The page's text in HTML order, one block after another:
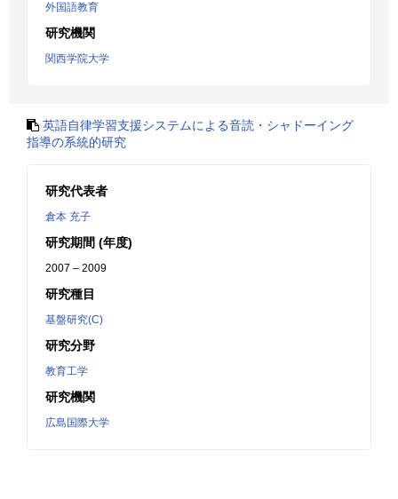
外国語教育
研究機関
関西学院大学
英語自律学習支援システムによる音読・シャドーイング
指導の系統的研究
研究代表者
倉本 充子
研究期間 (年度)
2007 – 2009
研究種目
基盤研究(C)
研究分野
教育工学
研究機関
広島国際大学